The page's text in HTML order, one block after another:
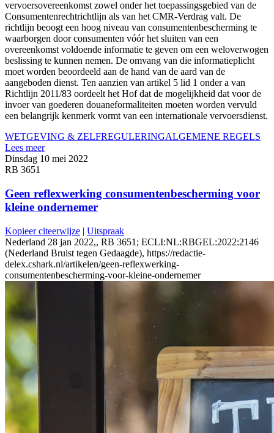
vervoersovereenkomst zowel onder het toepassingsgebied van de
Consumentenrechtrichtlijn als van het CMR-Verdrag valt. De
richtlijn beoogt een hoog niveau van consumentenbescherming te
waarborgen door consumenten vóór het sluiten van een
overeenkomst voldoende informatie te geven om een weloverwogen
beslissing te kunnen nemen. De omvang van die informatieplicht
moet worden beoordeeld aan de hand van de aard van de
aangeboden dienst. Ten aanzien van artikel 5 lid 1 onder a van
Richtlijn 2011/83 oordeelt het Hof dat de mogelijkheid dat voor de
invoer van goederen douaneformaliteiten moeten worden vervuld
een belangrijk kenmerk vormt van een internationale vervoersdienst.
WETGEVING & ZELFREGULERINGALGEMENE REGELS
Lees meer
Dinsdag 10 mei 2022
RB 3651
Geen reflexwerking consumentenbescherming voor
kleine ondernemer
Kopieer citeerwijze | Uitspraak
Nederland 28 jan 2022,, RB 3651; ECLI:NL:RBGEL:2022:2146
(Nederland Bruist tegen Gedaagde), https://redactie-
delex.cshark.nl/artikelen/geen-reflexwerking-
consumentenbescherming-voor-kleine-ondernemer